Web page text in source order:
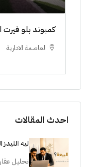
كمبوند بلو فيرت
العاصمة الادارية
احدث المقالات
ليه
تحليل